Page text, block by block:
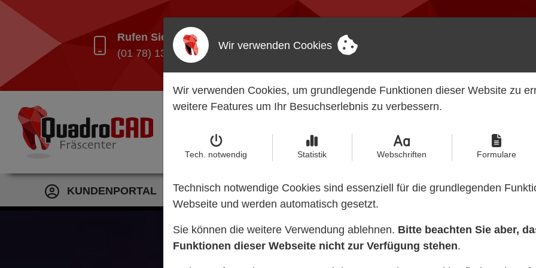
Rufen Sie uns an:
(01 78) 130 64 51
Rufen Sie uns an:
(0 24 51) 610 87 45
KUNDENPORTAL UPLOAD
Wir verwenden Cookies
Wir verwenden Cookies, um grundlegende Funktionen dieser Website zu
weitere Features um Ihr Besuchserlebnis zu verbessern.
Tech. notwendig Statistik Webschriften Formulare
Technisch notwendige Cookies sind essenziell für die grundlegenden
Webseite und werden automatisch gesetzt.
Sie können die weitere Verwendung ablehnen. Bitte beachten Sie aber,
Funktionen dieser Webseite nicht zur Verfügung stehen.